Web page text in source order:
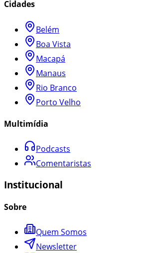
Cidades
Belém
Boa Vista
Macapá
Manaus
Rio Branco
Porto Velho
Multimídia
Podcasts
Comentaristas
Institucional
Sobre
Quem Somos
Newsletter